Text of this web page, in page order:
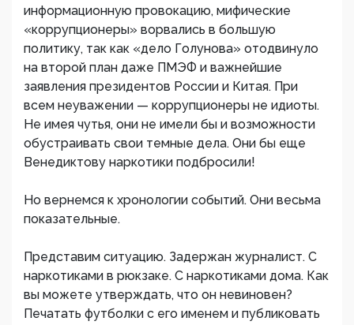
информационную провокацию, мифические
«коррупционеры» ворвались в большую
политику, так как «дело Голунова» отодвинуло
на второй план даже ПМЭФ и важнейшие
заявления президентов России и Китая. При
всем неуважении — коррупционеры не идиоты.
Не имея чутья, они не имели бы и возможности
обустраивать свои темные дела. Они бы еще
Венедиктову наркотики подбросили!
Но вернемся к хронологии событий. Они весьма
показательные.
Представим ситуацию. Задержан журналист. С
наркотиками в рюкзаке. С наркотиками дома. Как
вы можете утверждать, что он невиновен?
Печатать футболки с его именем и публиковать